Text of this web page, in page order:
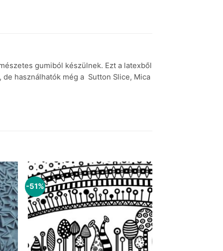
gumiból készülnek. Ezt a latexből
használhatók még a Sutton Slice, Mica
-51%